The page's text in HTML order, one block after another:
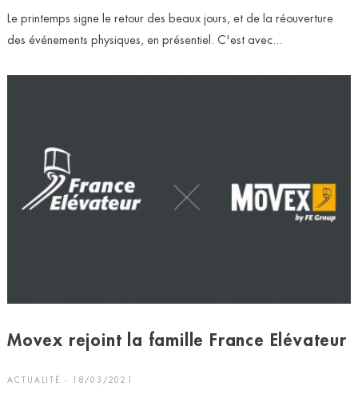
Le printemps signe le retour des beaux jours, et de la réouverture
des événements physiques, en présentiel. C'est avec...
Movex rejoint la famille France Elévateur
ACTUALITÉ - 18/03/2021